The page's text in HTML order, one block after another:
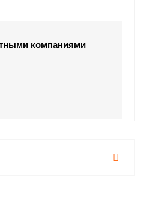
компаниями